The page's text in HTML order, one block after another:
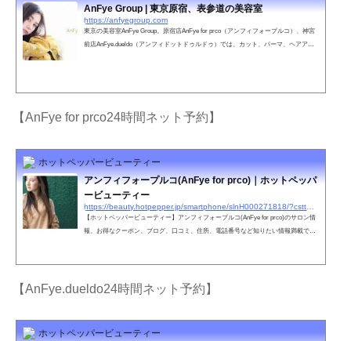
AnFye Group | 東京原宿、表参道の美容室
https://anfyegroup.com
東京の美容室AnFye Group。原宿店AnFye for prco（アンフィフォープルコ）、神宮
前店AnFye.dueldo（アンフィドットドゥルドゥ）では、カット、パーマ、ヘアアレ
【AnFye for prco24時間ネット予約】
ホットペッパービューティー
アンフィフォープルコ(AnFye for prco)｜ホットペッパ
ービューティー
【ホットペッパービューティー】アンフィフォープルコ(AnFye for prco)のサロン情
報。お得なクーポン、ブログ、口コミ、住所、電話番号など知りたい情報満載で
【AnFye.dueldo24時間ネット予約】
ホットペッパービューティー